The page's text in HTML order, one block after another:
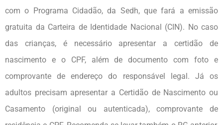
com o Programa Cidadão, da Sedh, que fará a emissão
gratuita da Carteira de Identidade Nacional (CIN). No caso
das crianças, é necessário apresentar a certidão de
nascimento e o CPF, além de documento com foto e
comprovante de endereço do responsável legal. Já os
adultos precisam apresentar a Certidão de Nascimento ou
Casamento (original ou autenticada), comprovante de